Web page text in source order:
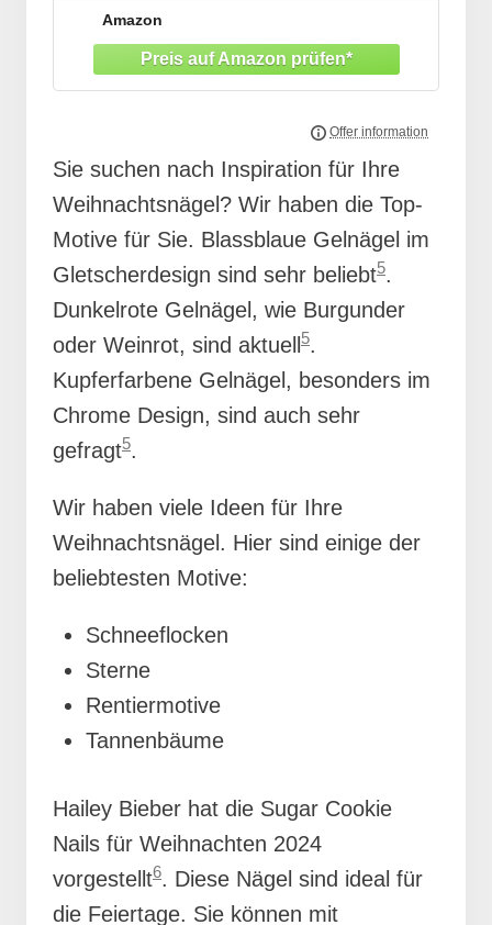
perfekte Weihnachtsdekoration für jeden Ort –
Zuhause,
Amazon
Sie suchen nach Inspiration für Ihre
Weihnachtsnägel? Wir haben die Top-
Motive für Sie. Blassblaue Gelnägel im
Gletscherdesign sind sehr beliebt5.
Dunkelrote Gelnägel, wie Burgunder
oder Weinrot, sind aktuell 5.
Kupferfarbene Gelnägel, besonders im
Chrome Design, sind auch sehr
gefragt5.
Wir haben viele Ideen für Ihre
Weihnachtsnägel. Hier sind einige der
beliebtesten Motive:
Schneeflocken
Sterne
Rentiermotive
Tannenbäume
Hailey Bieber hat die Sugar Cookie
Nails für Weihnachten 2024
vorgestellt6. Diese Nägel sind ideal für
die Feiertage. Sie können mit